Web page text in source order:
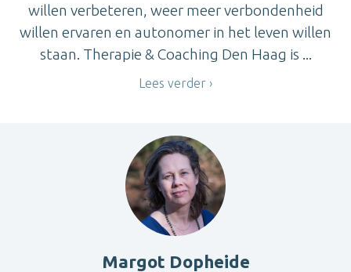
willen verbeteren, weer meer verbondenheid
willen ervaren en autonomer in het leven willen
staan. Therapie & Coaching Den Haag is ...
Lees verder
Margot Dopheide